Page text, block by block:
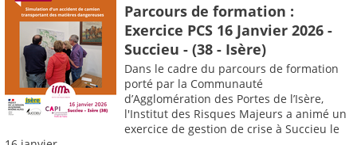
Parcours de formation :
Exercice PCS 16 Janvier 2026 -
Succieu - (38 - Isère)
Dans le cadre du parcours de formation
porté par la Communauté
d’Agglomération des Portes de l’Isère,
l'Institut des Risques Majeurs a animé un
exercice de gestion de crise à Succieu le